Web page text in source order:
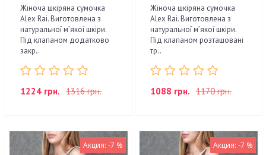
Жіноча шкіряна сумочка
Alex Rai. Виготовлена з
натуральної м’якої шкіри.
Під клапаном додатково
закр..
1224 грн. 1316 грн.
Жіноча шкіряна сумочка
Alex Rai. Виготовлена з
натуральної м’якої шкіри.
Під клапаном розташовані
тр..
1088 грн. 1170 грн.
Акция: -7 % Акция: -7 %